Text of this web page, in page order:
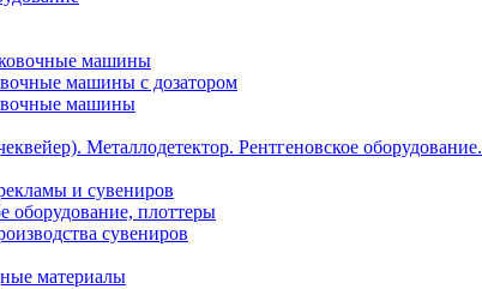
машины
машины с дозатором
машины
Металлодетектор. Рентгеновское оборудование.
и сувениров
оборудование, плоттеры
сувениров
материалы